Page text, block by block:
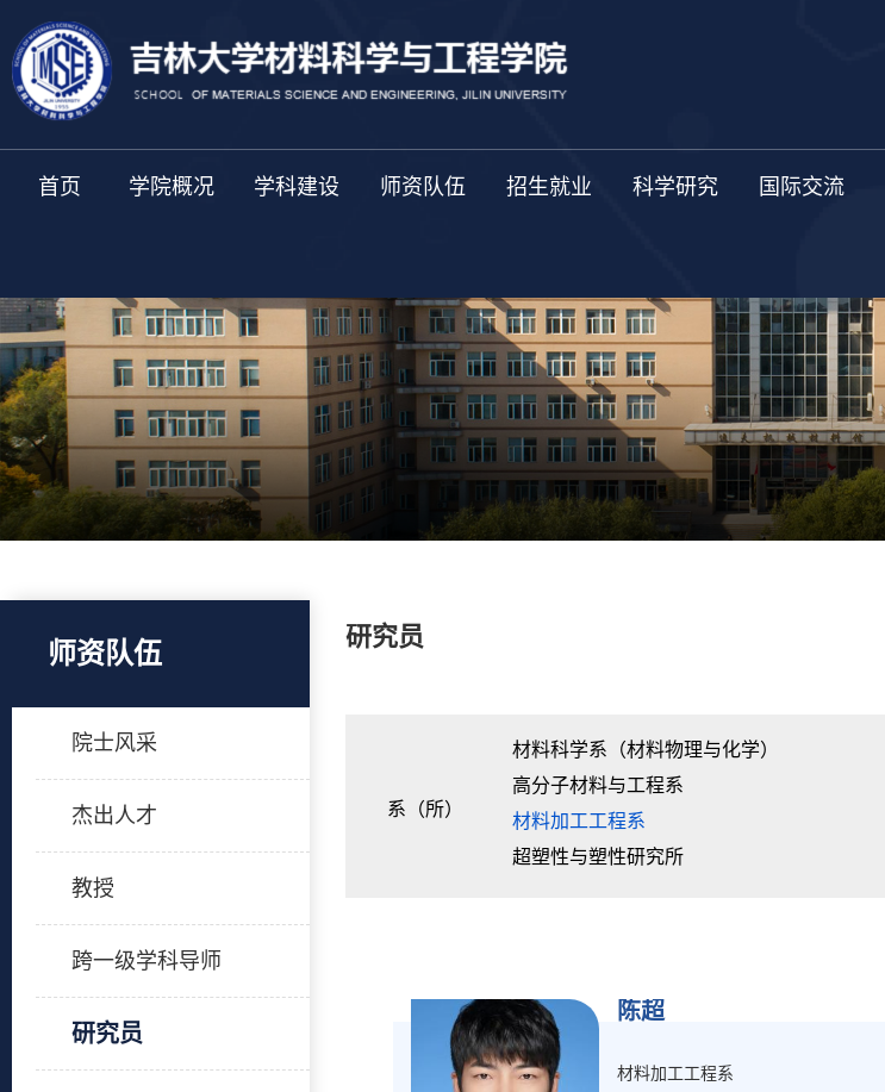
首页 学院概况 学科建设 师资队伍 招生就业 科学研究 国际交流
师资队伍
院士风采
杰出人才
教授
跨一级学科导师
研究员
研究员
系（所）
材料科学系（材料物理与化学）
高分子材料与工程系
材料加工工程系
超塑性与塑性研究所
陈超
材料加工工程系